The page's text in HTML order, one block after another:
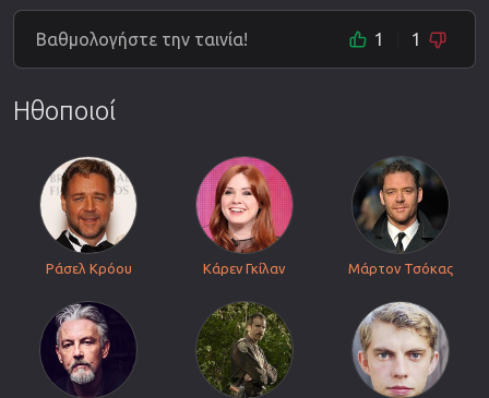
Βαθμολογήστε την ταινία! 1 1
Ηθοποιοί
Ράσελ Κρόου Κάρεν Γκίλαν Μάρτον Τσόκας